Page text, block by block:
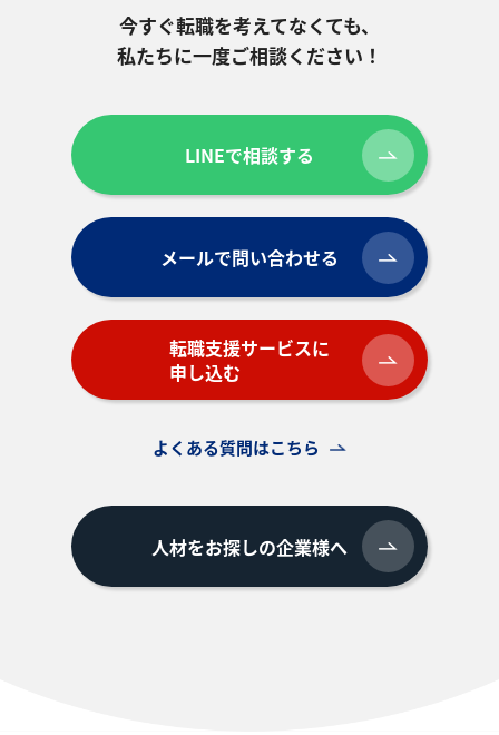
今すぐ転職を考えてなくても、
私たちに一度ご相談ください！
LINEで相談する
メールで問い合わせる
転職支援サービスに
申し込む
よくある質問はこちら
人材をお探しの企業様へ